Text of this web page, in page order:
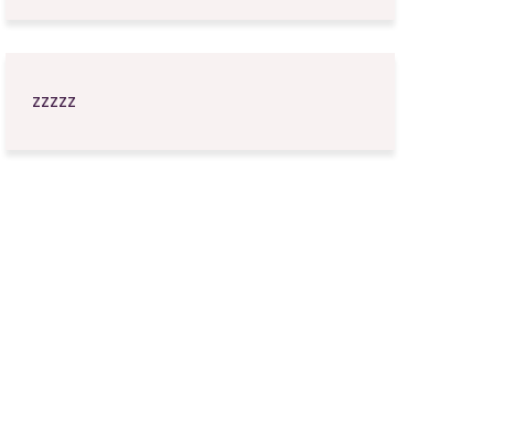
zzzzz